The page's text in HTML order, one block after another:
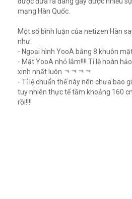
mạng Hàn Quốc.
Một số bình luận của netizen Hàn
như:
- Ngoại hình YooA bằng 8 khuôn
- Mặt YooA nhỏ lắm!!!! Tỉ lệ hoàn
xinh nhất luôn ㅋㅋㅋㅋ
- Tỉ lệ chuẩn thế này nên chưa bao
tuy nhiên thực tế tầm khoảng 160
rồi!!!!